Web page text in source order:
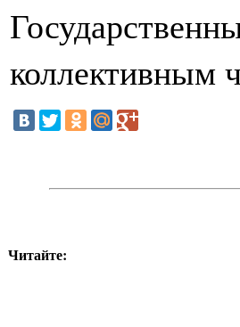
коллективным
Читайте: